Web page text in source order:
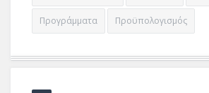
Προγράμματα Προϋπολογισμός